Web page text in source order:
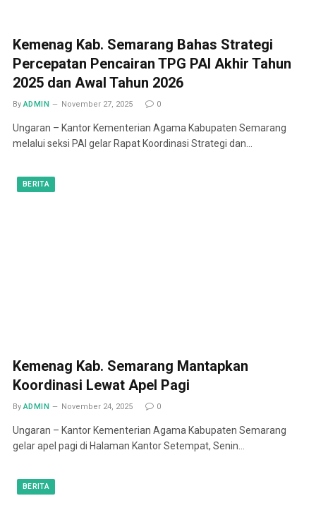
Kemenag Kab. Semarang Bahas Strategi
Percepatan Pencairan TPG PAI Akhir Tahun
2025 dan Awal Tahun 2026
By ADMIN November 27, 2025 0
Ungaran – Kantor Kementerian Agama Kabupaten Semarang
melalui seksi PAI gelar Rapat Koordinasi Strategi dan…
BERITA
Kemenag Kab. Semarang Mantapkan
Koordinasi Lewat Apel Pagi
By ADMIN November 24, 2025 0
Ungaran – Kantor Kementerian Agama Kabupaten Semarang
gelar apel pagi di Halaman Kantor Setempat, Senin…
BERITA